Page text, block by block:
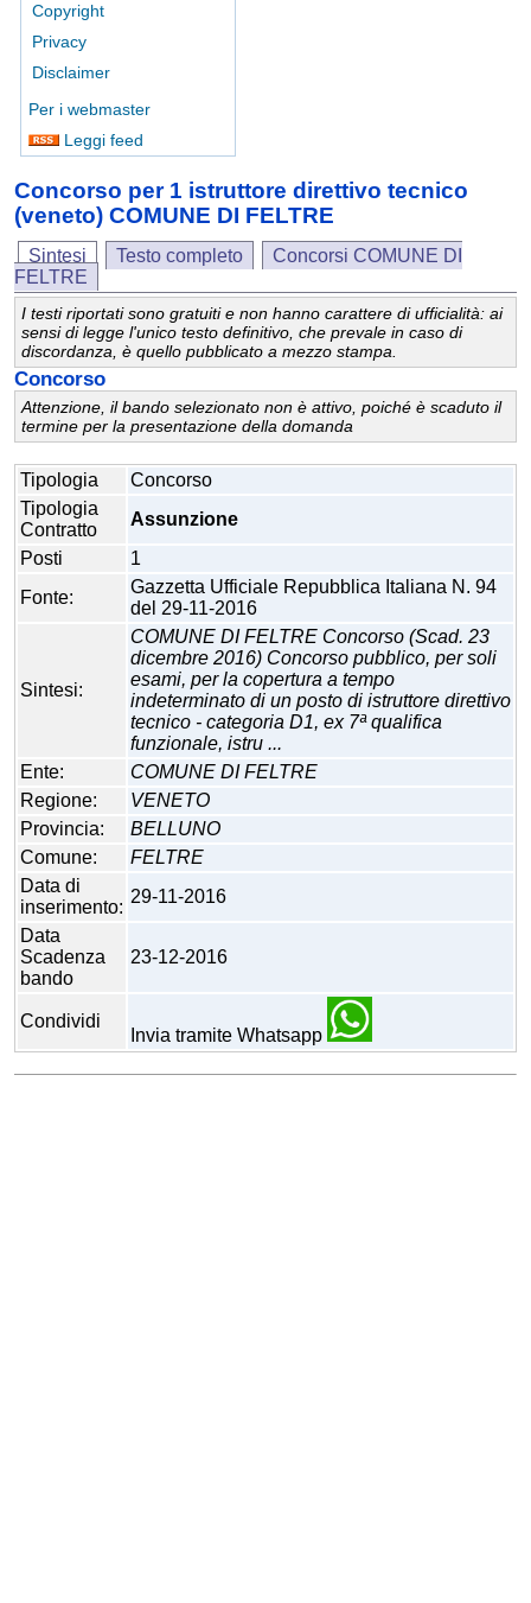
Copyright
Privacy
Disclaimer
Per i webmaster
Leggi feed
Concorso per 1 istruttore direttivo tecnico
(veneto) COMUNE DI FELTRE
Sintesi Testo completo
Concorsi COMUNE DI
FELTRE
I testi riportati sono gratuiti e non hanno carattere di ufficialità: ai
sensi di legge l'unico testo definitivo, che prevale in caso di
discordanza, è quello pubblicato a mezzo stampa.
Concorso
Attenzione, il bando selezionato non è attivo, poiché è scaduto il
termine per la presentazione della domanda
Tipologia
Concorso
Tipologia
Contratto
Assunzione
Posti
1
Fonte:
Gazzetta Ufficiale Repubblica Italiana N. 94
del 29-11-2016
Sintesi:
COMUNE DI FELTRE Concorso (Scad. 23
dicembre 2016) Concorso pubblico, per soli
esami, per la copertura a tempo
indeterminato di un posto di istruttore direttivo
tecnico - categoria D1, ex 7ª qualifica
funzionale, istru ...
Ente:
COMUNE DI FELTRE
Regione:
VENETO
Provincia:
BELLUNO
Comune:
FELTRE
Data di
inserimento:
29-11-2016
Data
Scadenza
bando
23-12-2016
Condividi
Invia tramite Whatsapp